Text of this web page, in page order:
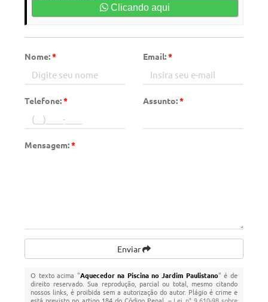
Clicando aqui
Nome:* Email:*
Telefone:* Assunto:*
Mensagem:*
Enviar
O texto acima "Aquecedor na Piscina no Jardim Paulistano" é de
direito reservado. Sua reprodução, parcial ou total, mesmo citando
nossos links, é proibida sem a autorização do autor. Plágio é crime e